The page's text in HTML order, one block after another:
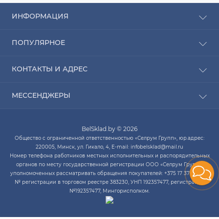
ИНФОРМАЦИЯ
Оплата
О компании
Карта сайта
ПОПУЛЯРНОЕ
Насосы для воды
Котлы отопления
КОНТАКТЫ И АДРЕС
до 14:00
ПН-ЧТ с 9:00 до 20:00
ПТ с 9:00 до 19:00
СБ с 10:00 до 14:00
МЕССЕНДЖЕРЫ
WhatsApp
Skype
BelSklad.by © 2026
Общество с ограниченной ответственностью «Селрум Групп», юр.адрес:
220005, Минск, ул. Гикало, 4, E-mail: infobelsklad@mail.ru
Номер телефона работников местных исполнительных и распорядительных
органов по месту государственной регистрации ООО «Селрум Групп»,
уполномоченных рассматривать обращения покупателей: +375 17 378-34-12.
№ регистрации в торговом реестре 383230, УНП 192357477, регистрация
№192357477, Мингорисполком.